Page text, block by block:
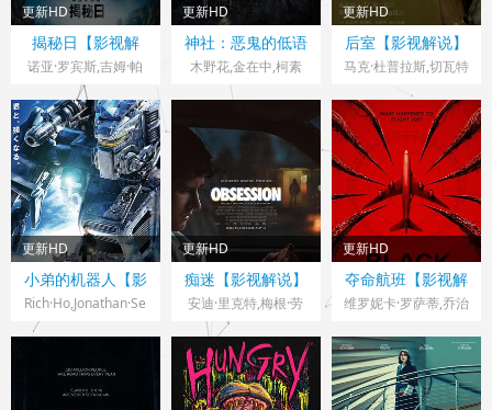
更新HD
美国> 影视解说
2026 导演：史蒂文·
斯皮尔伯格
揭秘日【影视解
说】
诺亚·罗宾斯,吉姆·帕
拉克,迈克尔·加斯顿,
伊芙·休森,艾米莉·布
朗特,科尔曼·多明戈,
库利·卡尔文,乔什·奥
康纳,科林·费尔斯,亨
利·劳埃德-休斯,怀亚
特·罗素,克里斯·西尔
科克,埃利奥特·维拉
尔,汤米·马丁内兹,加
比·比恩斯,斯万米·萨
姆派奥,奇里尔·保兰,
·麦肯德里,伊丽莎白·
更新HD
韩国,日本> 影视解说
2026 导演：熊切和嘉
神社：恶鬼的低语
【影视解说】
木野花,金在中,柯素
云,孔成夏
更新HD
美国> 影视解说
2026 导演：凯恩·帕
后室【影视解说】
马克·杜普拉斯,切瓦特
·埃加福,阿万·乔贾,谢
拉赫·霍斯达尔,托比·
哈格雷夫,雷娜特·赖因
斯夫,卢基塔·麦克斯韦
尔,芬恩·本尼特,米拉
尼亚·克尔,菲利普·格
兰杰,帕特里克·贝纳姆
更新HD
新加坡> 影视解说
2024 导演：Rich·Ho
小弟的机器人【影
视解说】
Rich·Ho,Jonathan·Se
e,Kenny·Woo·Kah·W
smond·Yeo,See·Jaso
n,Gavan·Leong,Nels
更新HD
美国> 影视解说
2026 导演：库里·巴
痴迷【影视解说】
安迪·里克特,梅根·劳
利斯,迈克尔·约翰斯
顿,Matthew·Jackson,
印达·纳瓦雷
特,Cooper·Tomlinson
更新HD
美国> 影视解说
2026 导演：史蒂文·
夺命航班【影视解
说】
维罗妮卡·罗萨蒂,乔治
里特尼,汉娜克·塔波
特,Danny·Mac,特蕾
莎·森登·加西亚,戴恩·